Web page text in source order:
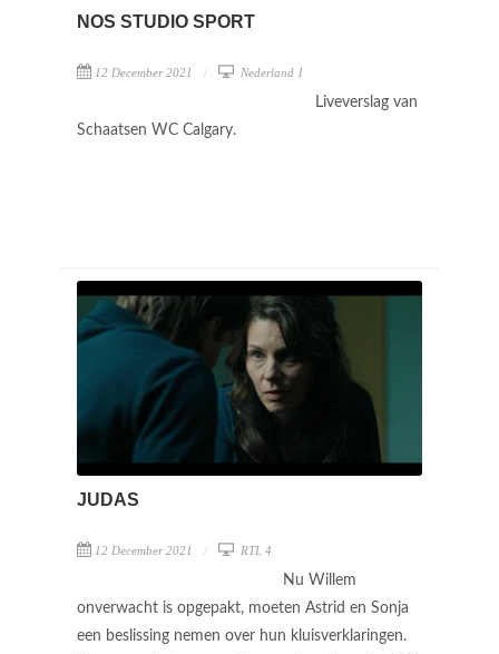
NOS STUDIO SPORT
12 December 2021 Nederland 1
Liveverslag van
Schaatsen WC Calgary.
JUDAS
12 December 2021 RTL 4
Nu Willem
onverwacht is opgepakt, moeten Astrid en Sonja
een beslissing nemen over hun kluisverklaringen.